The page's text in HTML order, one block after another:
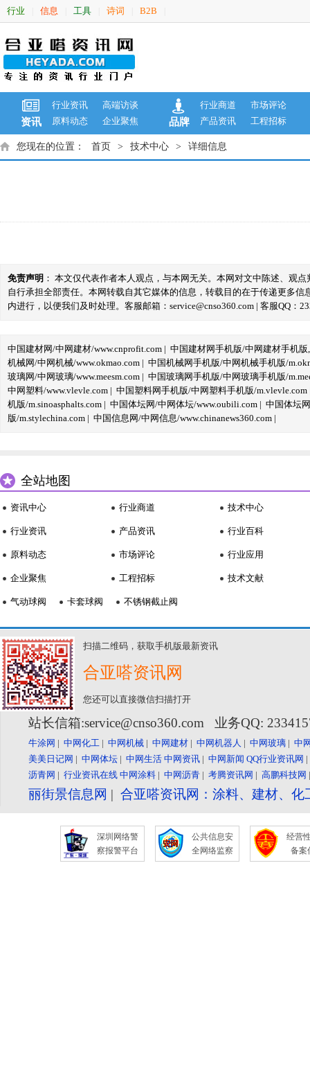
行业 信息 工具 诗词 B2B
资讯
行业资讯
高端访谈
原料动态
企业聚焦 品牌
行业商道
市场评论
产品资讯
工程招标
您现在的位置： 首页 > 技术中心 > 详细信息
免责声明 ： 本文仅代表作者本人观点，与本网无关。本网对文中陈述、观
自行承担全部责任。本网转载自其它媒体的信息，转载目的在于传递更多
内进行，以便我们及时处理。客服邮箱：service@cnso360.com | 客服QQ：
中国建材网/中网建材/www.cnprofit.com | 中国建材网手机版/中网建材手机版
机械网/中网机械/www.okmao.com | 中国机械网手机版/中网机械手机版/
玻璃网/中网玻璃/www.meesm.com | 中国玻璃网手机版/中网玻璃手机版/
中网塑料/www.vlevle.com | 中国塑料网手机版/中网塑料手机版/m.vlevle.com
机版/m.sinoasphalts.com | 中国体坛网/中网体坛/www.oubili.com | 中国体坛
版/m.stylechina.com | 中国信息网/中网信息/www.chinanews360.com |
全站地图
资讯中心
行业资讯
原料动态
企业聚焦
行业商道
产品资讯
市场评论
工程招标
技术中心
行业百科
行业应用
技术文献
气动球阀 卡套球阀 不锈钢截止阀
扫描二维码，获取手机版最新资讯
合亚嗒资讯网
您还可以直接微信扫描打开
站长信箱:service@cnso360.com 业务QQ:
牛涂网 | 中网化工 | 中网机械 | 中网建材 | 中网机器人 | 中网玻璃 | 中
美美日记网 | 中网体坛 | 中网生活 中网资讯 | 中网新闻 QQ行业资讯网
沥青网 | 行业资讯在线 中网涂料 | 中网沥青 | 考腾资讯网 | 高鹏科技网
丽街景信息网 | 合亚嗒资讯网：涂料、建材、
深圳网络警
察报警平台
公共信息安
全网络监察
经营
备案